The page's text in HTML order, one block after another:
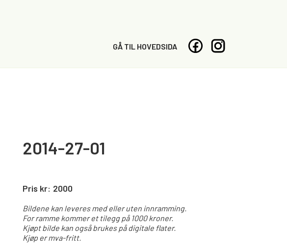
GÅ TIL HOVEDSIDA
2014-27-01
Pris kr: 2000
Bildene kan leveres med eller uten innramming.
For ramme kommer et tilegg på 1000 kroner.
Kjøpt bilde kan også brukes på digitale flater.
Kjøp er mva-fritt.